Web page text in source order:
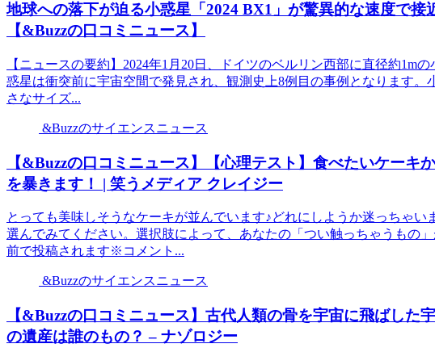
地球への落下が迫る小惑星「2024 BX1」が驚異的な速度で
【&Buzzの口コミニュース】
【ニュースの要約】2024年1月20日、ドイツのベルリン西部に直径約1m
惑星は衝突前に宇宙空間で発見され、観測史上8例目の事例となります
さなサイズ...
&Buzzのサイエンスニュース
【&Buzzの口コミニュース】【心理テスト】食べたいケーキ
を暴きます！ | 笑うメディア クレイジー
とっても美味しそうなケーキが並んでいます♪どれにしようか迷っちゃ
選んでみてください。選択肢によって、あなたの「つい触っちゃうもの
前で投稿されます※コメント...
&Buzzのサイエンスニュース
【&Buzzの口コミニュース】古代人類の骨を宇宙に飛ばした
の遺産は誰のもの？ – ナゾロジー